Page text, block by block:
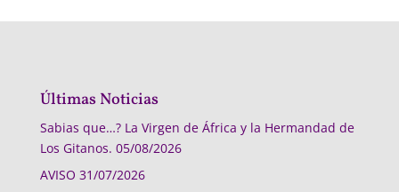
Últimas Noticias
Sabias que…? La Virgen de África y la Hermandad de
Los Gitanos. 05/08/2026
AVISO 31/07/2026